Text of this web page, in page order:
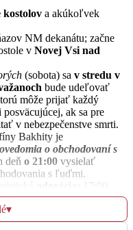
našu farnosť
kostolov a akúkoľvek
NM dekanátu; začne
v Novej Vsi nad
(sobota) sa v stredu v
bude udeľovať
môže prijať každý
ak sa pre
v nebezpečenstve smrti.
Bakhity je
o obchodovaní s
deň o 21:00 vysielať
s ľuďmi.
adorácia:
17:00
poklona.
prekladá na
aj býva.
▾